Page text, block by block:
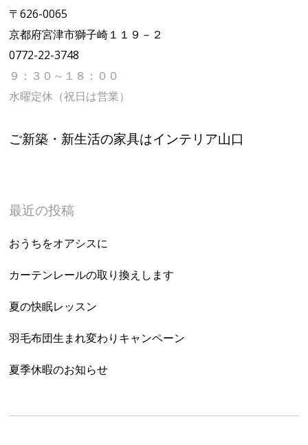
〒626-0065
京都府宮津市獅子崎１１９－２
0772-22-3748
９：３０～１８：００
水曜定休（祝日は営業）
ご新築・新生活の家具はインテリア山口
最近の投稿
おうちをオアシスに
カーテンレールの取り換えします
夏の快眠レッスン
羽毛布団生まれ変わりキャンペーン
夏季休暇のお知らせ